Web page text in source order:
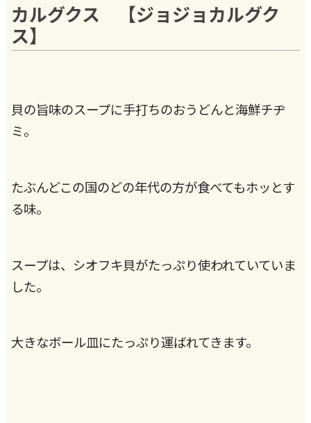
カルグクス 【ジョジョカルグク
ス】
貝の旨味のスープに手打ちのおうどんと海鮮チヂ
ミ。
たぶんどこの国のどの年代の方が食べてもホッとす
る味。
スープは、シオフキ貝がたっぷり使われていていま
した。
大きなボール皿にたっぷり運ばれてきます。